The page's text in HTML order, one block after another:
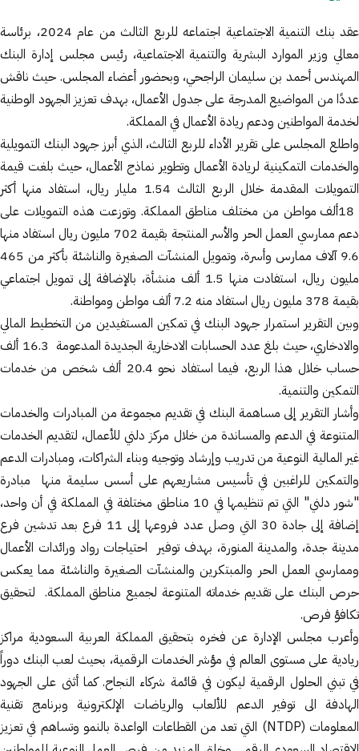
عقد بنك التنمية الاجتماعية اجتماعه للربع الثالث من عام 2024، برئاسة
معالي وزير الموارد البشرية والتنمية الاجتماعية، رئيس مجلس إدارة البنك
المهندس أحمد بن سليمان الراجحي، وبحضور أعضاء المجلس. حيث ناقش
عددًا من المواضيع المدرجة على جدول الأعمال، بهدف تعزيز الجهود الوطنية
لخدمة المواطنين ودعم ريادة الأعمال في المملكة.
واطلع المجلس على تقرير الأداء للربع الثالث، الذي أبرز جهود البنك التمويلية
والخدمات التمكينية لريادة الأعمال وتطوير نماذج الأعمال، حيث بلغت قيمة
التمويلات المقدمة خلال الربع الثالث 1.54 مليار ريال، استفاد منها أكثر
18ألف مواطن من مختلف مناطق المملكة. وتوزعت هذه التمويلات على
دعم ممارسي العمل الحر والأسر المنتجة بقيمة 702 مليون ريال استفاد منها
9.6 آلاف ممارس وأسرة، وتمويل المنشآت الصغيرة والناشئة بأكثر من 465
مليون ريال، استفادت منها 1.5 ألف منشأة، بالإضافة إلى تمويل اجتماعي
بقيمة 378 مليون ريال استفاد منه 7.2 ألف مواطن ومواطنة.
وبين التقرير استمرار جهود البنك في تمكين المستفيدين من التخطيط المالي
والادخاري، حيث بلغ عدد الحسابات الادخارية الجديدة المدعومة 16.3 ألف
حساب خلال هذا الربع، فيما استفاد نحو 20.4 ألف شخص من خدمات
التمكين والتنمية.
وأشار التقرير إلى مساهمة البنك في تقديم مجموعة من المبادرات والخدمات
المتنوعة في الدعم والمساندة من خلال مركز دلني للأعمال، لتقديم الخدمات
غير المالية النوعية من تدريب وإرشاد وتوجيه وبناء الشراكات، ومبادرات الدعم
والتمكين للراغبين في تأسيس مشاريعهم على أسس سليمة منها مبادرة
"شور دلني" التي تم تنظيمها في 10 مناطق مختلفة في المملكة في أن واحد،
إضافة إلى جادة 30 التي وصل عدد فروعها إلى 11 فرع بعد تدشين فرع
مدينة جدة، والمدينة المنورة، بهدف توفير احتياجات رواد ورائدات الأعمال
وممارسي العمل الحر والمبتكرين والمنشآت الصغيرة والناشئة مما يعكس
حرص البنك على تقديم خدماته المتنوعة لجميع مناطق المملكة. لتحقيق
تكافؤ فرص.
وأعرب مجلس الإدارة عن فخره بتحقيق المملكة العربية السعودية مراكز
ريادية على مستوى العالم في مؤشر الخدمات الرقمية، بحيث لعب البنك دوراً
في تبني الحلول الرقمية ليكون في قائمة شركاء النجاح. كما أثنى على الجهود
الهادفة الى توفير الدعم للألعاب والرياضات الإلكترونية وبرنامج تقنية
المعلومات (NTDP) التي تعد من القطاعات الواعدة بالنمو وتساهم في تعزيز